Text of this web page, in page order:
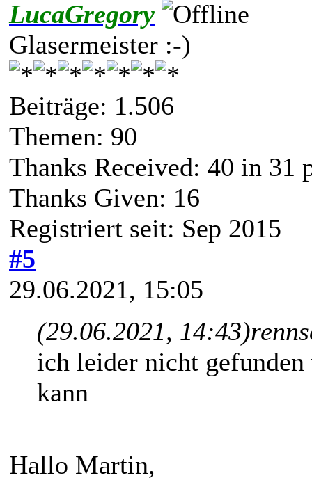
LucaGregory
Glasermeister :-)
Beiträge: 1.506
Themen: 90
Thanks Received: 40 in 31
Thanks Given: 16
Registriert seit: Sep 2015
#5
29.06.2021, 15:05
(29.06.2021, 14:43)
ich leider nicht
kann
Hallo Martin,